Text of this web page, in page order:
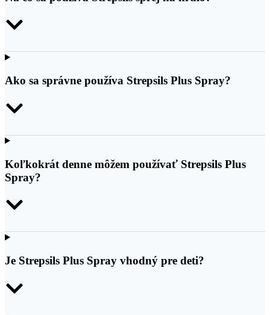
Ako sa správne používa Strepsils Plus Spray?
Koľkokrát denne môžem používať Strepsils Plus
Spray?
Je Strepsils Plus Spray vhodný pre deti?